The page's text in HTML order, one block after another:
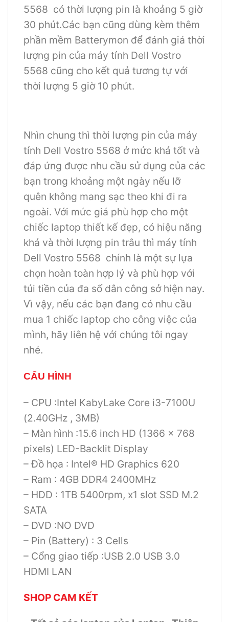
5568 có thời lượng pin là khoảng 5 giờ
30 phút.Các bạn cũng dùng kèm thêm
phần mềm Batterymon để đánh giá thời
lượng pin của máy tính Dell Vostro
5568 cũng cho kết quả tương tự với
thời lượng 5 giờ 10 phút.
Nhìn chung thì thời lượng pin của máy
tính Dell Vostro 5568 ở mức khá tốt và
đáp ứng được nhu cầu sử dụng của các
bạn trong khoảng một ngày nếu lỡ
quên không mang sạc theo khi đi ra
ngoài. Với mức giá phù hợp cho một
chiếc laptop thiết kế đẹp, có hiệu năng
khá và thời lượng pin trâu thì máy tính
Dell Vostro 5568 chính là một sự lựa
chọn hoàn toàn hợp lý và phù hợp với
túi tiền của đa số dân công sở hiện nay.
Vì vậy, nếu các bạn đang có nhu cầu
mua 1 chiếc laptop cho công việc của
mình, hãy liên hệ với chúng tôi ngay
nhé.
CẤU HÌNH
– CPU :Intel KabyLake Core i3-7100U
(2.40GHz , 3MB)
– Màn hình :15.6 inch HD (1366 x 768
pixels) LED-Backlit Display
– Đồ họa : Intel® HD Graphics 620
– Ram : 4GB DDR4 2400MHz
– HDD : 1TB 5400rpm, x1 slot SSD M.2
SATA
– DVD :NO DVD
– Pin (Battery) : 3 Cells
– Cổng giao tiếp :USB 2.0 USB 3.0
HDMI LAN
SHOP CAM KẾT